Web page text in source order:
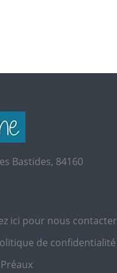
Bastides, 84160
ici pour nous contacter
de confidentialité